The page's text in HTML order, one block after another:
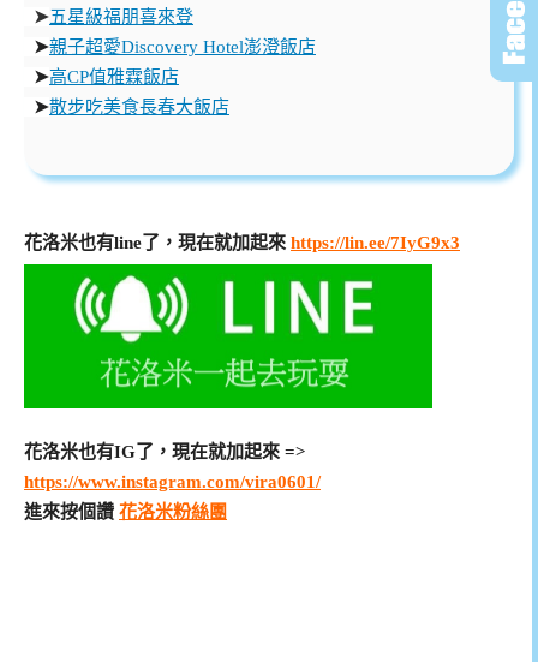
➤五星級福朋喜來登
➤親子超愛Discovery Hotel澎澄飯店
➤高CP值雅霖飯店
➤散步吃美食長春大飯店
花洛米也有line了，現在就加起來 https://lin.ee/7IyG9x3
花洛米也有IG了，現在就加起來 =>
https://www.instagram.com/vira0601/
進來按個讚 花洛米粉絲團